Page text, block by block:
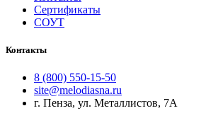
Сертификаты
СОУТ
Контакты
8 (800) 550-15-50
site@melodiasna.ru
г. Пенза, ул. Металлистов, 7А